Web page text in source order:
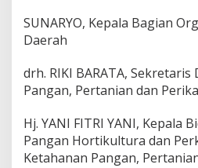
SUNARYO, Kepala Bagian
Daerah
drh. RIKI BARATA,
Pangan, Pertanian dan
Hj. YANI FITRI YANI, Kepala
Pangan Hortikultura dan
Ketahanan Pangan,